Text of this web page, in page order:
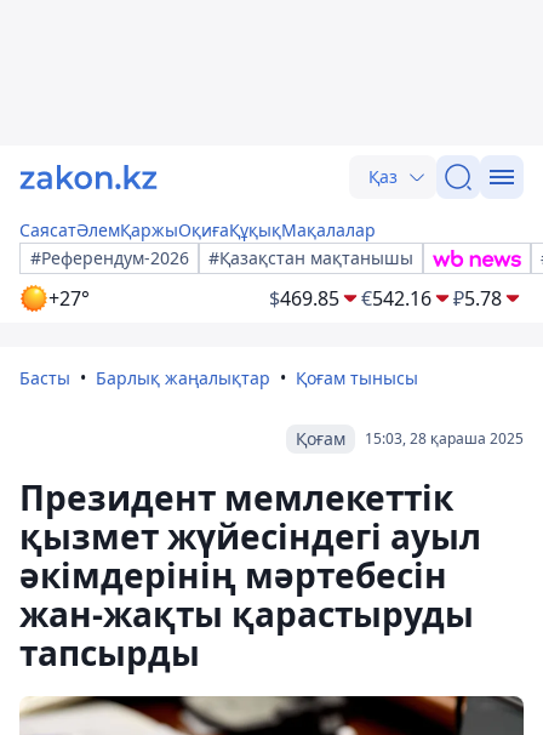
Қаз
СаясатӘлемҚаржыОқиғаҚұқықМақалалар
#Референдум-2026
#Қазақстан мақтанышы
+27° $469.85 €542.16 ₽5.78
Басты Барлық жаңалықтар Қоғам тынысы
15:03, 28 қараша 2025
Қоғам
Президент мемлекеттік
қызмет жүйесіндегі ауыл
әкімдерінің мәртебесін
жан-жақты қарастыруды
тапсырды